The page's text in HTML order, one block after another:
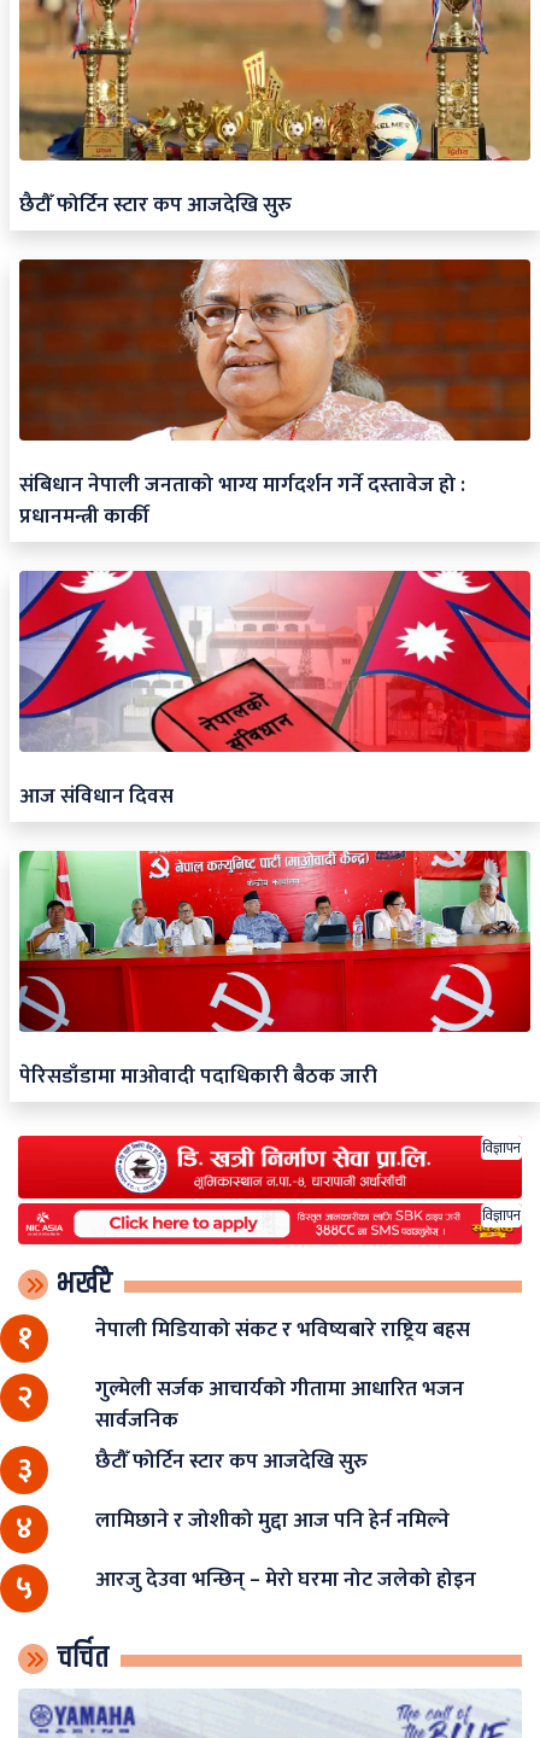
छैटौँ फोर्टिन स्टार कप आजदेखि सुरु
संबिधान नेपाली जनताको भाग्य मार्गदर्शन गर्ने दस्तावेज हो :
प्रधानमन्त्री कार्की
आज संविधान दिवस
पेरिसडाँडामा माओवादी पदाधिकारी बैठक जारी
विज्ञापन
विज्ञापन
भर्खरै
१ नेपाली मिडियाको संकट र भविष्यबारे राष्ट्रिय बहस
२
गुल्मेली सर्जक आचार्यको गीतामा आधारित भजन
सार्वजनिक
३ छैटौँ फोर्टिन स्टार कप आजदेखि सुरु
४ लामिछाने र जोशीको मुद्दा आज पनि हेर्न नमिल्ने
५ आरजु देउवा भन्छिन् – मेरो घरमा नोट जलेको होइन
चर्चित